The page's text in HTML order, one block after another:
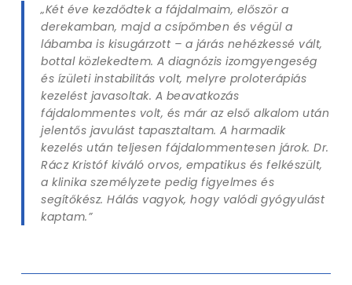
„Két éve kezdődtek a fájdalmaim, először a
derekamban, majd a csípőmben és végül a
lábamba is kisugárzott – a járás nehézkessé vált,
bottal közlekedtem. A diagnózis izomgyengeség
és ízületi instabilitás volt, melyre proloterápiás
kezelést javasoltak. A beavatkozás
fájdalommentes volt, és már az első alkalom után
jelentős javulást tapasztaltam. A harmadik
kezelés után teljesen fájdalommentesen járok. Dr.
Rácz Kristóf kiváló orvos, empatikus és felkészült,
a klinika személyzete pedig figyelmes és
segítőkész. Hálás vagyok, hogy valódi gyógyulást
kaptam.”